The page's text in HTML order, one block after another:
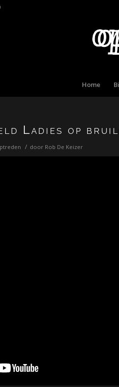
Home
Ladies op
/ door Rob De Keizer